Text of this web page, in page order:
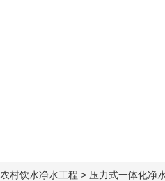
农村饮水净水工程 > 压力式一体化净